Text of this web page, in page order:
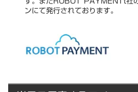
ンにて発行されております。